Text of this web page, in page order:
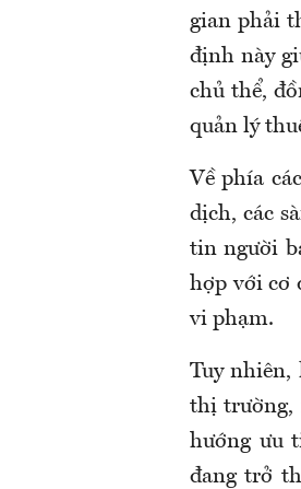
gian phải
định này
chủ thể,
quản lý
Về phía
dịch, các
tin người
hợp với cơ
vi phạm.
Tuy nhiên,
thị trường,
hướng ưu
đang trở